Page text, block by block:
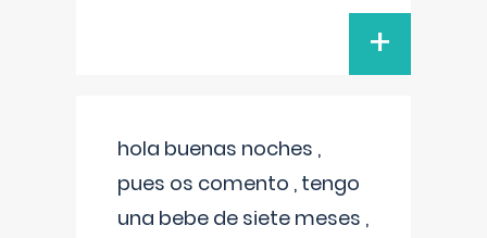
+
hola buenas noches ,
pues os comento , tengo
una bebe de siete meses ,